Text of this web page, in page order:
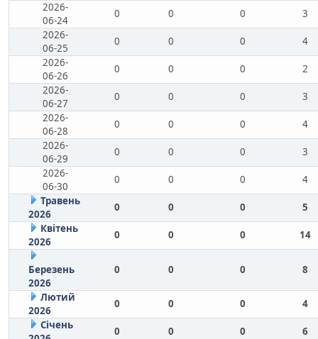
2026-
06-24
0 0 0
3
2026-
06-25
0 0 0
4
2026-
06-26
0 0 0
2
2026-
06-27
0 0 0
3
2026-
06-28
0 0 0
4
2026-
06-29
0 0 0
3
2026-
06-30
0 0 0
4
Травень
2026
0 0 0
5
Квітень
2026
0 0 0 14
Березень
2026
0 0 0 8
Лютий
2026
0 0 0
4
Січень
0 0 0 6